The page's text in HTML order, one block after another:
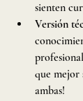
sienten
Versión
que mejor
ambas!